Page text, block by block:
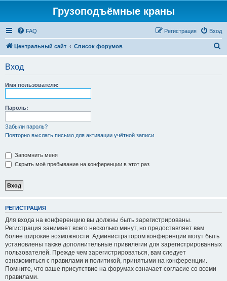
Грузоподъёмные краны
FAQ Вход
Регистрация
Центральный сайт Список форумов
Вход
Имя пользователя:
Пароль:
Забыли пароль?
Повторно выслать письмо для активации учётной записи
Запомнить меня
Скрыть моё пребывание на конференции в этот раз
РЕГИСТРАЦИЯ
Для входа на конференцию вы должны быть зарегистрированы.
Регистрация занимает всего несколько минут, но предоставляет вам
более широкие возможности. Администратором конференции могут быть
установлены также дополнительные привилегии для зарегистрированных
пользователей. Прежде чем зарегистрироваться, вам следует
ознакомиться с правилами и политикой, принятыми на конференции.
Помните, что ваше присутствие на форумах означает согласие со всеми
правилами.